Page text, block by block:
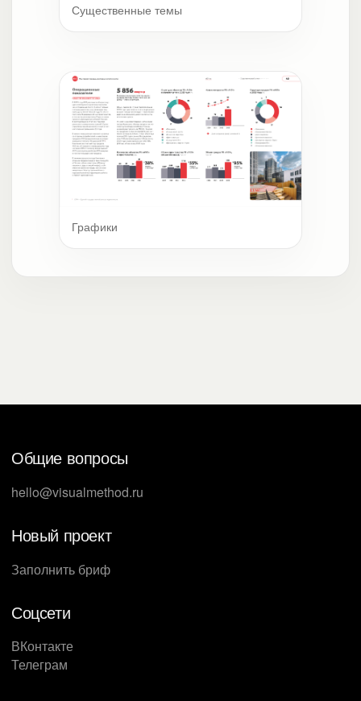
Существенные темы
Графики
Общие вопросы
hello@visualmethod.ru
Новый проект
Заполнить бриф
Соцсети
ВКонтакте
Телеграм